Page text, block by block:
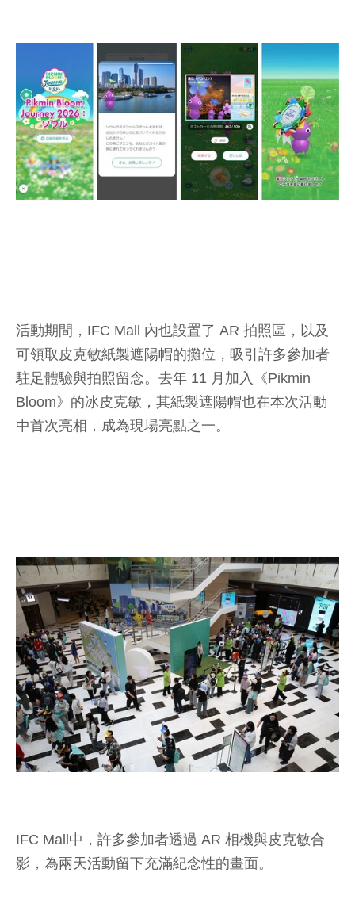
活動期間，IFC Mall 內也設置了 AR 拍照區，以及
可領取皮克敏紙製遮陽帽的攤位，吸引許多參加者
駐足體驗與拍照留念。去年 11 月加入《Pikmin
Bloom》的冰皮克敏，其紙製遮陽帽也在本次活動
中首次亮相，成為現場亮點之一。
IFC Mall中，許多參加者透過 AR 相機與皮克敏合
影，為兩天活動留下充滿紀念性的畫面。